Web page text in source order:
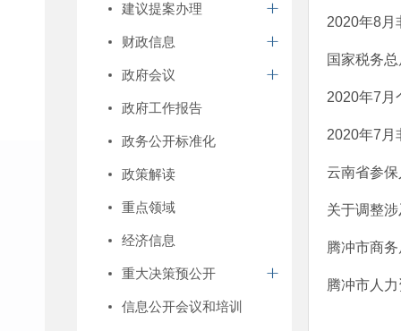
建议提案办理
财政信息
政府会议
政府工作报告
政务公开标准化
政策解读
重点领域
经济信息
重大决策预公开
信息公开会议和培训
2020年8月
国家税务
2020年7月
2020年7月
云南省参
关于调整
腾冲市商
腾冲市人